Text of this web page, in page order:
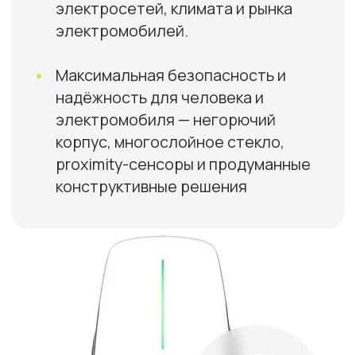
Широкий
выбор станций
От домашних решений до мощных
коммерческих комплексов
Быстрая
зарядка
Станции поддерживают мощность
от 20 до 160 кВт на постоянном токе
Возможность замены кабеля
тип, без замены станции